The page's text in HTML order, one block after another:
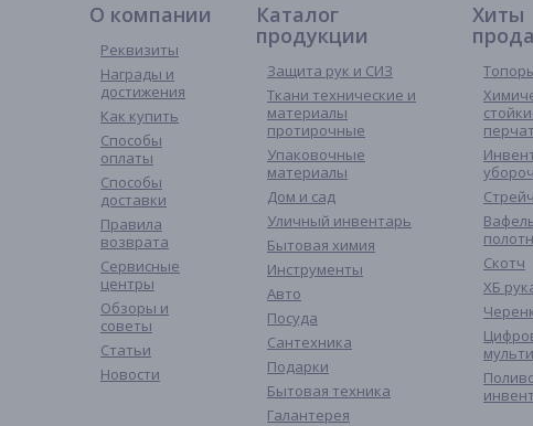
О компании
Реквизиты
Награды и
достижения
Как купить
Способы
оплаты
Способы
доставки
Правила
возврата
Сервисные
центры
Обзоры и
советы
Статьи
Новости
Каталог
продукции
Защита рук и СИЗ
Ткани технические и
материалы
протирочные
Упаковочные
материалы
Дом и сад
Уличный инвентарь
Бытовая химия
Инструменты
Авто
Посуда
Сантехника
Подарки
Бытовая техника
Галантерея
Хиты
Стрейч
Скотч
ХБ